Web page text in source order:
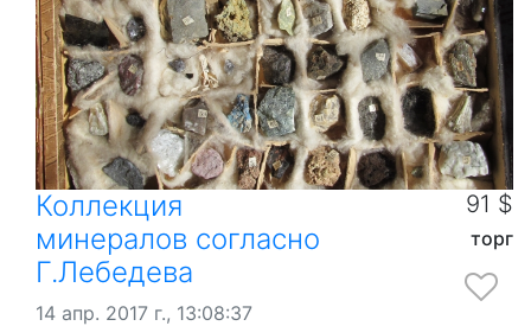
Коллекция
минералов согласно
Г.Лебедева
14 апр. 2017 г., 13:08:37
91 $
торг